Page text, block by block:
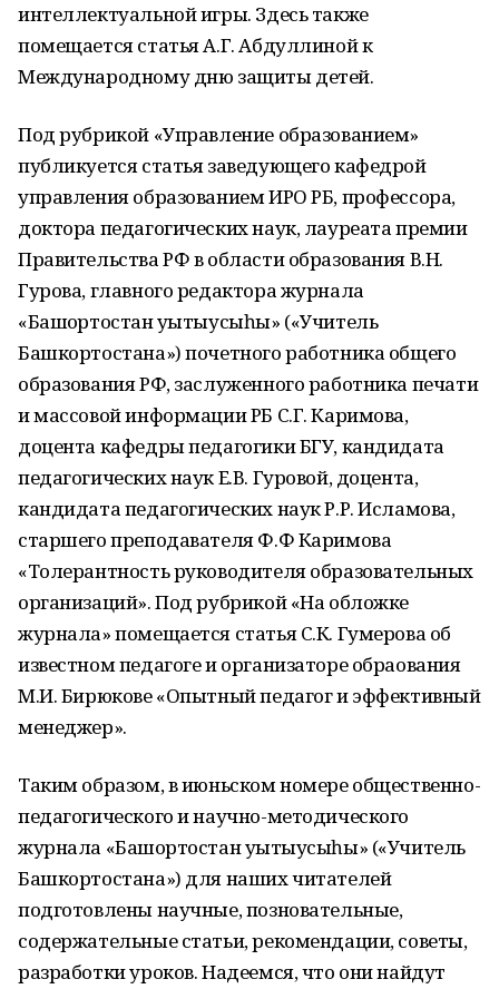
интеллектуальной игры. Здесь также
помещается статья А.Г. Абдуллиной к
Международному дню защиты детей.
Под рубрикой «Управление образованием»
публикуется статья заведующего кафедрой
управления образованием ИРО РБ, профессора,
доктора педагогических наук, лауреата премии
Правительства РФ в области образования В.Н.
Гурова, главного редактора журнала
«Башҡортостан уҡытыусыһы» («Учитель
Башкортостана») почетного работника общего
образования РФ, заслуженного работника печати
и массовой информации РБ С.Г. Каримова,
доцента кафедры педагогики БГУ, кандидата
педагогических наук Е.В. Гуровой, доцента,
кандидата педагогических наук Р.Р. Исламова,
старшего преподавателя Ф.Ф Каримова
«Толерантность руководителя образовательных
организаций». Под рубрикой «На обложке
журнала» помещается статья С.К. Гумерова об
известном педагоге и организаторе обраования
М.И. Бирюкове «Опытный педагог и эффективный
менеджер».
Таким образом, в июньском номере общественно-
педагогического и научно-методического
журнала «Башҡортостан уҡытыусыһы» («Учитель
Башкортостана») для наших читателей
подготовлены научные, позновательные,
содержательные статьи, рекомендации, советы,
разработки уроков. Надеемся, что они найдут